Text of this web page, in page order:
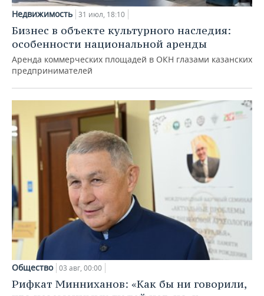
Недвижимость 31 июл, 18:10
Бизнес в объекте культурного наследия:
особенности национальной аренды
Аренда коммерческих площадей в ОКН глазами казанских
предпринимателей
Общество 03 авг, 00:00
Рифкат Минниханов: «Как бы ни говорили,